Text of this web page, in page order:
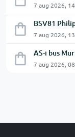
7 aug 2026,
BSV81
7 aug 2026,
7 aug 2026,